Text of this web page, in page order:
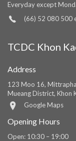
Everyday except
(66) 52 080 500
TCDC Khon
Address
123 Moo 16,
Mueang District, Khon
Google Maps
Opening Hours
Open: 10:30 – 19:00